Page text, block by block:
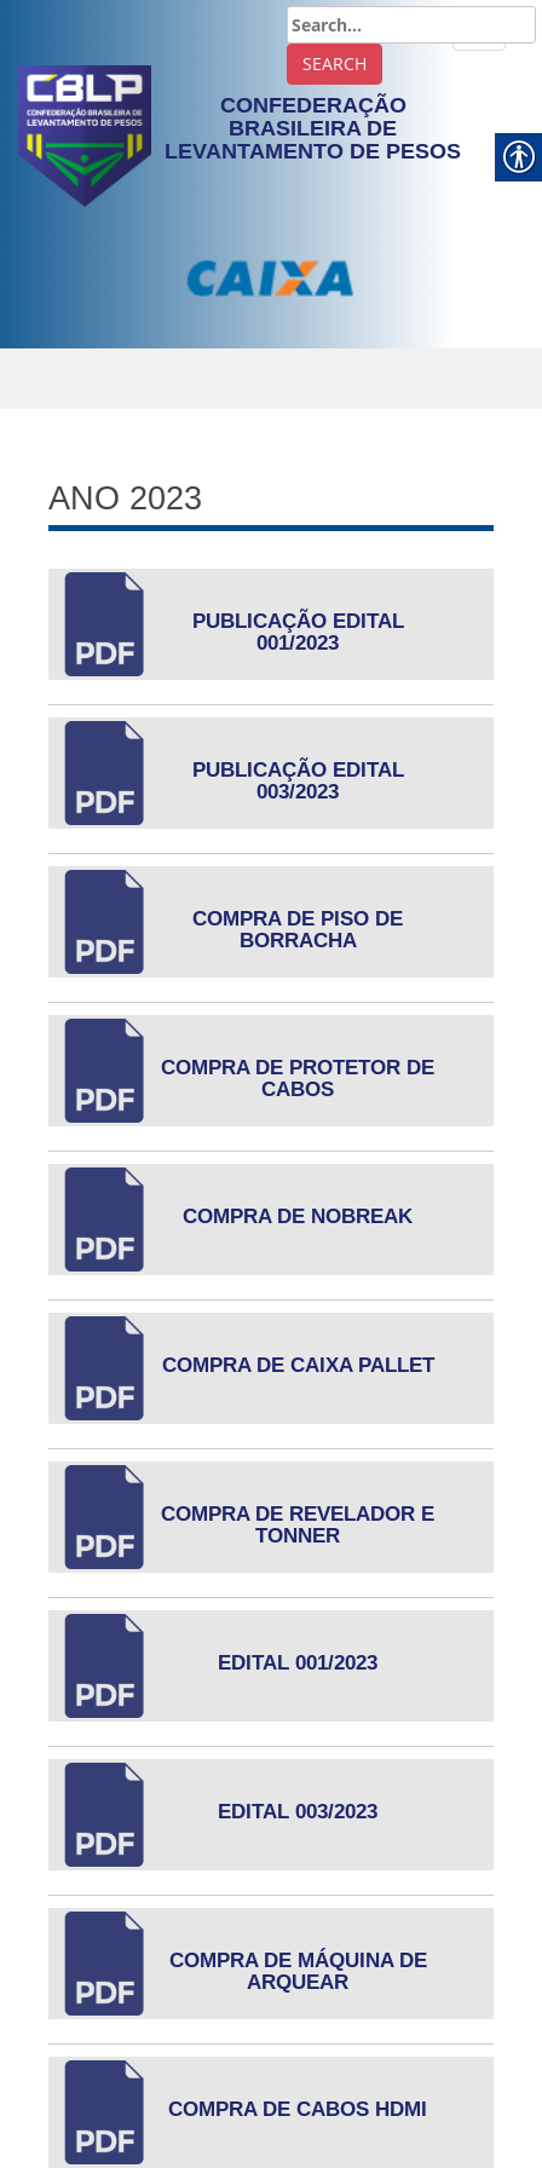
CONFEDERAÇÃO
BRASILEIRA DE
LEVANTAMENTO DE PESOS
ANO 2023
PUBLICAÇÃO EDITAL
001/2023
PUBLICAÇÃO EDITAL
003/2023
COMPRA DE PISO DE
BORRACHA
COMPRA DE PROTETOR DE
CABOS
COMPRA DE NOBREAK
COMPRA DE CAIXA PALLET
COMPRA DE REVELADOR E
TONNER
EDITAL 001/2023
EDITAL 003/2023
COMPRA DE MÁQUINA DE
ARQUEAR
COMPRA DE CABOS HDMI